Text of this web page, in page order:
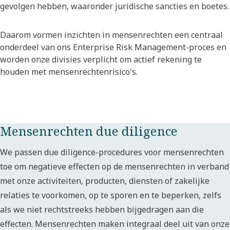
gevolgen hebben, waaronder juridische sancties en boetes.
Daarom vormen inzichten in mensenrechten een centraal
onderdeel van ons Enterprise Risk Management-proces en
worden onze divisies verplicht om actief rekening te
houden met mensenrechtenrisico's.
Mensenrechten due diligence
We passen due diligence-procedures voor mensenrechten
toe om negatieve effecten op de mensenrechten in verband
met onze activiteiten, producten, diensten of zakelijke
relaties te voorkomen, op te sporen en te beperken, zelfs
als we niet rechtstreeks hebben bijgedragen aan die
effecten. Mensenrechten maken integraal deel uit van onze